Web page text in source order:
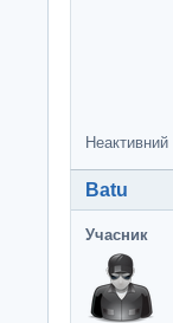
Неактивний
Batu
Учасник